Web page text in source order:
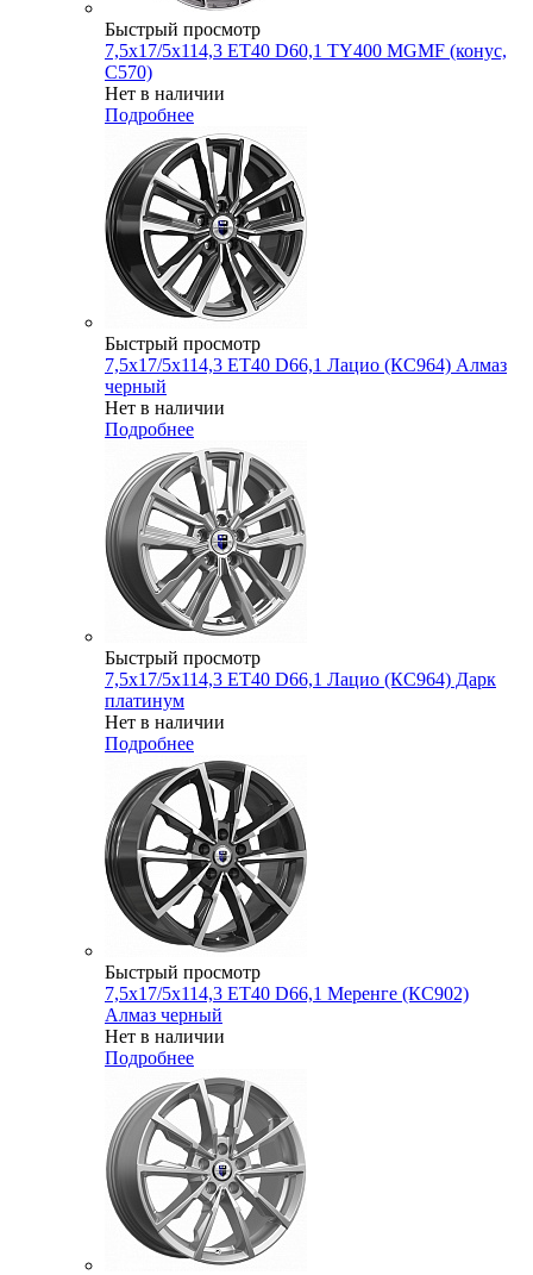
Быстрый просмотр
7,5x17/5x114,3 ET40 D60,1 TY400 MGMF (конус,
C570)
Нет в наличии
Подробнее
Быстрый просмотр
7,5x17/5x114,3 ET40 D66,1 Лацио (КС964) Алмаз
черный
Нет в наличии
Подробнее
Быстрый просмотр
7,5x17/5x114,3 ET40 D66,1 Лацио (КС964) Дарк
платинум
Нет в наличии
Подробнее
Быстрый просмотр
7,5x17/5x114,3 ET40 D66,1 Меренге (КС902)
Алмаз черный
Нет в наличии
Подробнее